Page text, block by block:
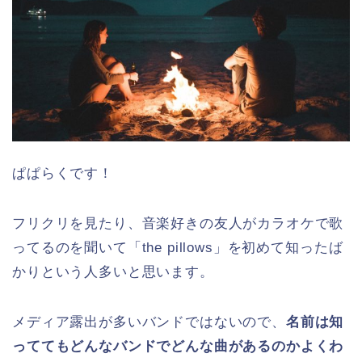
ぱぱらくです！
フリクリを見たり、音楽好きの友人がカラオケで歌
ってるのを聞いて「the pillows」を初めて知ったば
かりという人多いと思います。
メディア露出が多いバンドではないので、 名前は知
っててもどんなバンドでどんな曲があるのかよくわ